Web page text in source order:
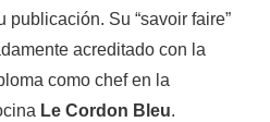
publicación. Su “savoir faire”
acreditado con la
como chef en la
Le Cordon Bleu.